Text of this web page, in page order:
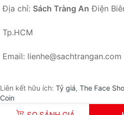
Địa chỉ: Sách Tràng An Điện
Tp.HCM
Email: lienhe@sachtrangan.com
Liên kết hữu ích: Tỷ giá, The Face
Coin